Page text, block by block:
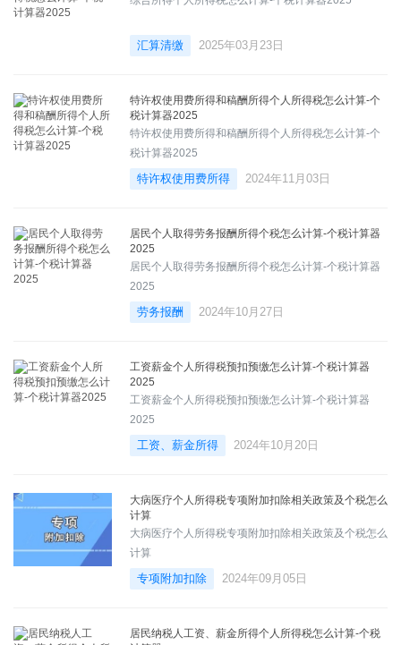
汇算清缴 2025年03月23日
特许权使用费所得和稿酬所得个人所得税怎么计算-个
税计算器2025
特许权使用费所得和稿酬所得个人所得税怎么计算-个
税计算器2025
特许权使用费所得 2024年11月03日
居民个人取得劳务报酬所得个税怎么计算-个税计算器
2025
居民个人取得劳务报酬所得个税怎么计算-个税计算器
2025
劳务报酬 2024年10月27日
工资薪金个人所得税预扣预缴怎么计算-个税计算器
2025
工资薪金个人所得税预扣预缴怎么计算-个税计算器
2025
工资、薪金所得 2024年10月20日
大病医疗个人所得税专项附加扣除相关政策及个税怎么
计算
大病医疗个人所得税专项附加扣除相关政策及个税怎么
计算
专项附加扣除 2024年09月05日
居民纳税人工资、薪金所得个人所得税怎么计算-个税